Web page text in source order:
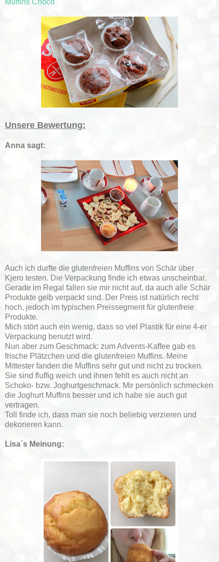
Muffins Choco
Unsere Bewertung:
Anna sagt:
Auch ich durfte die glutenfreien Muffins von Schär über
Kjero testen. Die Verpackung finde ich etwas unscheinbar.
Gerade im Regal fallen sie mir nicht auf, da auch alle Schär
Produkte gelb verpackt sind. Der Preis ist natürlich recht
hoch, jedoch im typischen Preissegment für glutenfreie
Produkte.
Mich stört auch ein wenig, dass so viel Plastik für eine 4-er
Verpackung benutzt wird.
Nun aber zum Geschmack: zum Advents-Kaffee gab es
frische Plätzchen und die glutenfreien Muffins. Meine
Mittester fanden die Muffins sehr gut und nicht zu trocken.
Sie sind fluffig weich und ihnen fehlt es auch nicht an
Schoko- bzw. Joghurtgeschmack. Mir persönlich schmecken
die Joghurt Muffins besser und ich habe sie auch gut
vertragen.
Toll finde ich, dass man sie noch beliebig verzieren und
dekorieren kann.
Lisa´s Meinung: